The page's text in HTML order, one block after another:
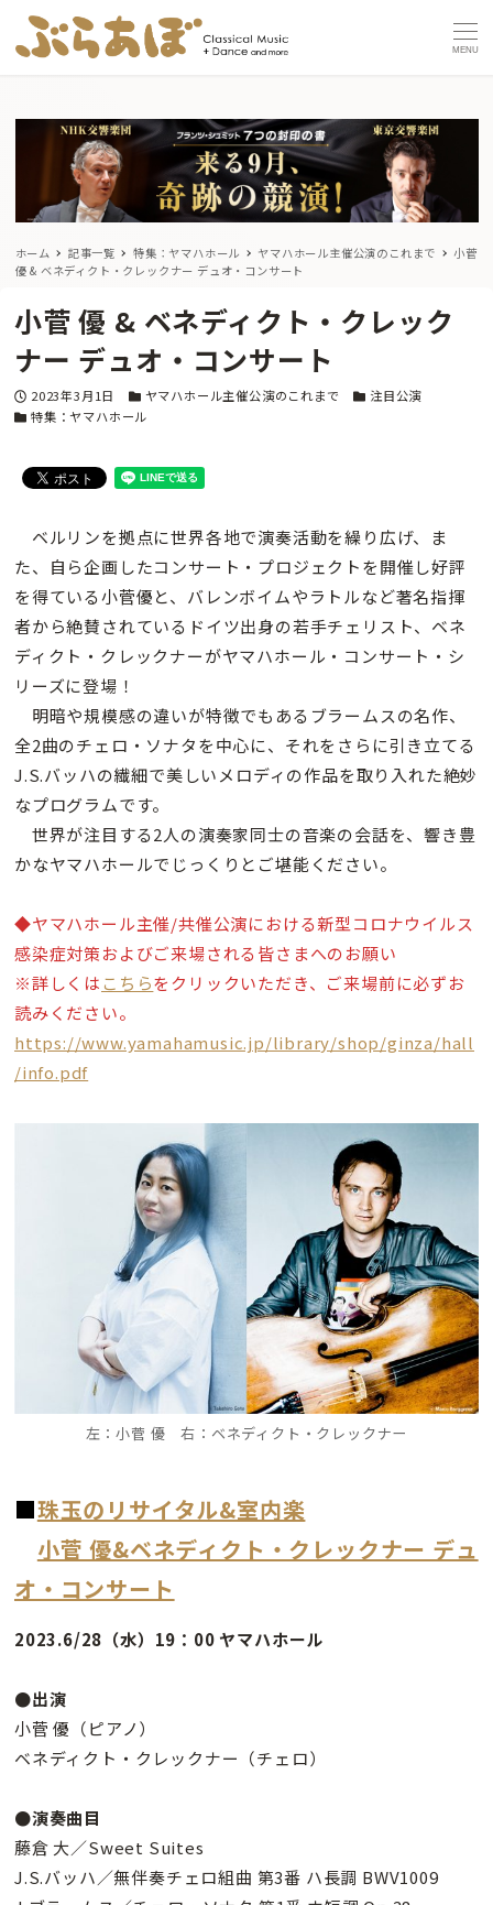
MENU
ホーム 記事一覧 特集：ヤマハホール ヤマハホール主催公演のこれまで
小菅
優 & ベネディクト・クレックナー デュオ・コンサート
小菅 優 & ベネディクト・クレック
ナー デュオ・コンサート
投稿日
2023年3月1日 カテゴリー
ヤマハホール主催公演のこれまで カテゴリー
注目公演
カテゴリー
特集：ヤマハホール
ベルリンを拠点に世界各地で演奏活動を繰り広げ、ま
た、自ら企画したコンサート・プロジェクトを開催し好評
を得ている小菅優と、バレンボイムやラトルなど著名指揮
者から絶賛されているドイツ出身の若手チェリスト、ベネ
ディクト・クレックナーがヤマハホール・コンサート・シ
リーズに登場！
明暗や規模感の違いが特徴でもあるブラームスの名作、
全2曲のチェロ・ソナタを中心に、それをさらに引き立てる
J.S.バッハの繊細で美しいメロディの作品を取り入れた絶妙
なプログラムです。
世界が注目する2人の演奏家同士の音楽の会話を、響き豊
かなヤマハホールでじっくりとご堪能ください。
◆ヤマハホール主催/共催公演における新型コロナウイルス
感染症対策およびご来場される皆さまへのお願い
※詳しくは こちらをクリックいただき、ご来場前に必ずお
読みください。
https://www.yamahamusic.jp/library/shop/ginza/hall
/info.pdf
左：小菅 優 右：ベネディクト・クレックナー
■珠玉のリサイタル&室内楽
小菅 優&ベネディクト・クレックナー デュ
オ・コンサート
2023.6/28（水）19：00 ヤマハホール
●出演
小菅 優（ピアノ）
ベネディクト・クレックナー（チェロ）
●演奏曲目
藤倉 大／Sweet Suites
J.S.バッハ／無伴奏チェロ組曲 第3番 ハ長調 BWV1009